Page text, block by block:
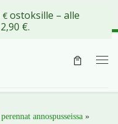
annospusseissa »
€ ostoksille – alle
€.